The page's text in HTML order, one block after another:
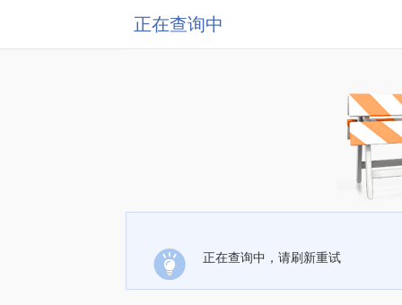
正在查询中
正在查询中，请刷新重试